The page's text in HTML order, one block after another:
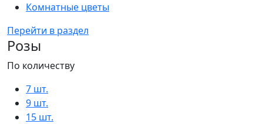
Комнатные цветы
Перейти в раздел
Розы
По количеству
7 шт.
9 шт.
15 шт.